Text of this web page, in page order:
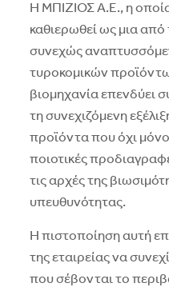
Η ΜΠΙΖΙΟΣ Α.Ε., η
καθιερωθεί ως μια από
συνεχώς
τυροκομικών
βιομηχανία επενδύει
τη συνεχιζόμενη
προϊόντα που όχι
ποιοτικές
τις αρχές της
υπευθυνότητας.
Η πιστοποίηση αυτή
της εταιρείας να
που σέβονται το